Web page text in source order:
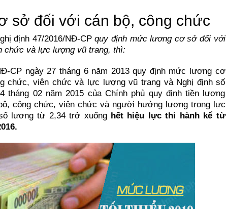
sở đối với cán bộ, công chức
định 47/2016/NĐ-CPquy định mứclương cơ sở đối với
chức và lực lượng vũtrang, thì:
CP ngày 27 tháng 6 năm 2013 quy định mức lương cơ
chức, viên chức và lực lượng vũ trang và Nghị định số
tháng 02 năm 2015 của Chính phủ quy định tiền lương
công chức, viên chức và người hưởng lương trong lực
lương từ 2,34 trở xuống hết hiệu lực thi hành kể từ